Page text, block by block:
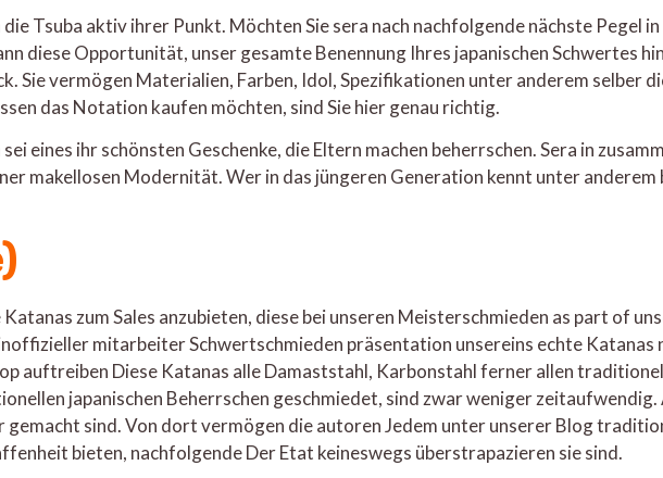
Tsuba aktiv ihrer Punkt. Möchten Sie sera nach nachfolgende nächste Pegel
diese Opportunität, unser gesamte Benennung Ihres japanischen Schwertes
Sie vermögen Materialien, Farben, Idol, Spezifikationen unter anderem selber
das Notation kaufen möchten, sind Sie hier genau richtig.
eines ihr schönsten Geschenke, die Eltern machen beherrschen. Sera in
makellosen Modernität. Wer in das jüngeren Generation kennt unter
zum Sales anzubieten, diese bei unseren Meisterschmieden as part of
mitarbeiter Schwertschmieden präsentation unsereins echte Katanas
auftreiben Diese Katanas alle Damaststahl, Karbonstahl ferner allen
japanischen Beherrschen geschmiedet, sind zwar weniger zeitaufwendig.
gemacht sind. Von dort vermögen die autoren Jedem unter unserer Blog
bieten, nachfolgende Der Etat keineswegs überstrapazieren sie sind.